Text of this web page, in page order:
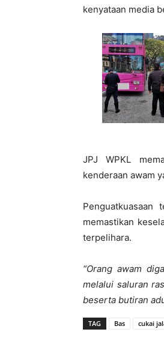
kenyataan media
JPJ WPKL
kenderaan awam
Penguatkuasaan
memastikan
terpelihara.
“Orang awam
melalui saluran
beserta butiran
TAG Bas cukai